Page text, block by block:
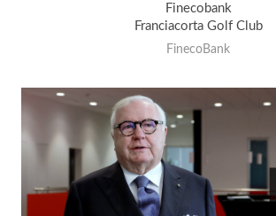
Finecobank
Franciacorta Golf Club
FinecoBank